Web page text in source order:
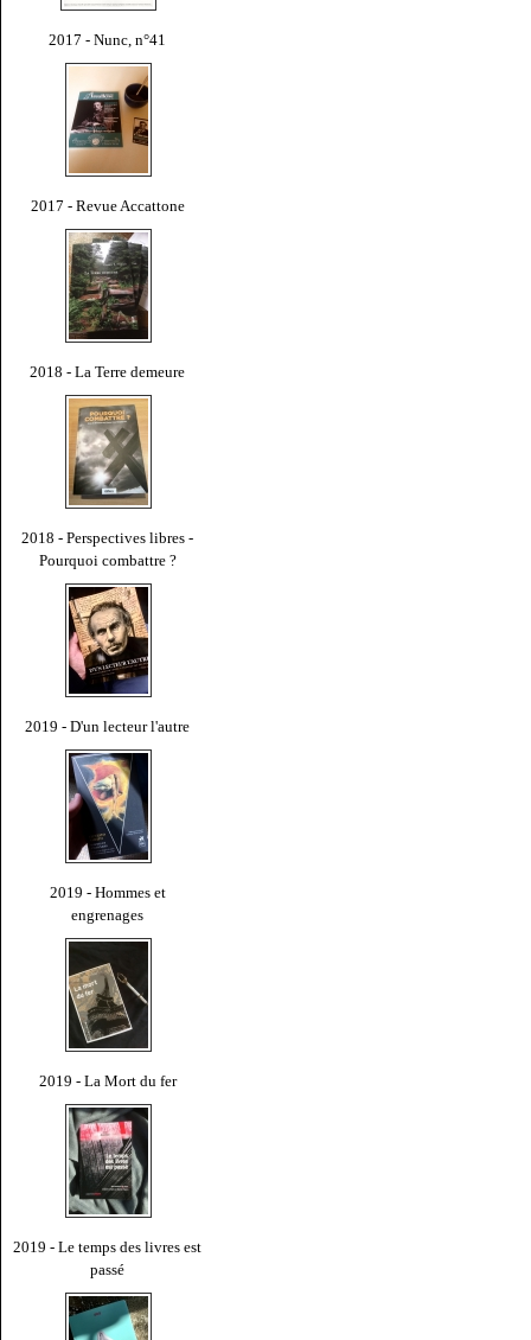
2017 - Nunc, n°41
2017 - Revue Accattone
2018 - La Terre demeure
2018 - Perspectives libres -
Pourquoi combattre ?
2019 - D'un lecteur l'autre
2019 - Hommes et
engrenages
2019 - La Mort du fer
2019 - Le temps des livres est
passé